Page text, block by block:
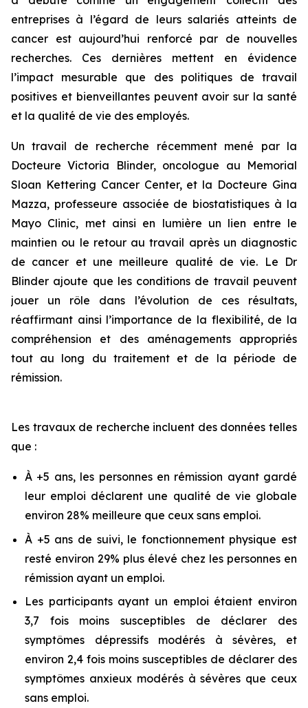
entreprises à l’égard de leurs salariés atteints de
cancer est aujourd’hui renforcé par de nouvelles
recherches. Ces dernières mettent en évidence
l’impact mesurable que des politiques de travail
positives et bienveillantes peuvent avoir sur la santé
et la qualité de vie des employés.
Un travail de recherche récemment mené par la
Docteure Victoria Blinder, oncologue au Memorial
Sloan Kettering Cancer Center, et la Docteure Gina
Mazza, professeure associée de biostatistiques à la
Mayo Clinic, met ainsi en lumière un lien entre le
maintien ou le retour au travail après un diagnostic
de cancer et une meilleure qualité de vie. Le Dr
Blinder ajoute que les conditions de travail peuvent
jouer un rôle dans l’évolution de ces résultats,
réaffirmant ainsi l’importance de la flexibilité, de la
compréhension et des aménagements appropriés
tout au long du traitement et de la période de
rémission.
Les travaux de recherche incluent des données telles
que :
À +5 ans, les personnes en rémission ayant gardé
leur emploi déclarent une qualité de vie globale
environ 28% meilleure que ceux sans emploi.
À +5 ans de suivi, le fonctionnement physique est
resté environ 29% plus élevé chez les personnes en
rémission ayant un emploi.
Les participants ayant un emploi étaient environ
3,7 fois moins susceptibles de déclarer des
symptômes dépressifs modérés à sévères, et
environ 2,4 fois moins susceptibles de déclarer des
symptômes anxieux modérés à sévères que ceux
sans emploi.